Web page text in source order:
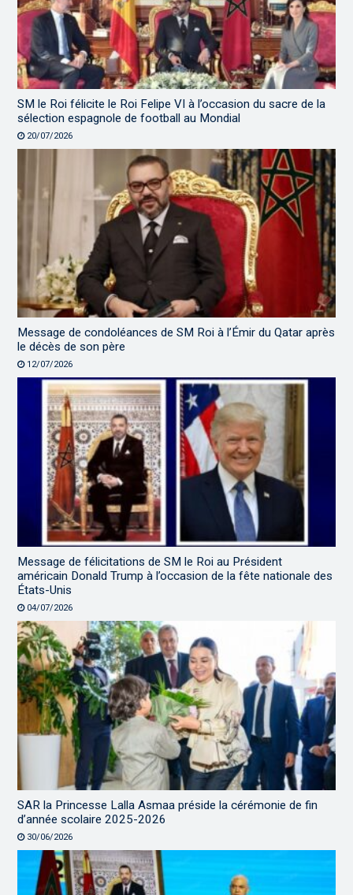
SM le Roi félicite le Roi Felipe VI à l’occasion du sacre de la
sélection espagnole de football au Mondial
20/07/2026
Message de condoléances de SM Roi à l’Émir du Qatar après
le décès de son père
12/07/2026
Message de félicitations de SM le Roi au Président
américain Donald Trump à l’occasion de la fête nationale des
États-Unis
04/07/2026
SAR la Princesse Lalla Asmaa préside la cérémonie de fin
d’année scolaire 2025-2026
30/06/2026